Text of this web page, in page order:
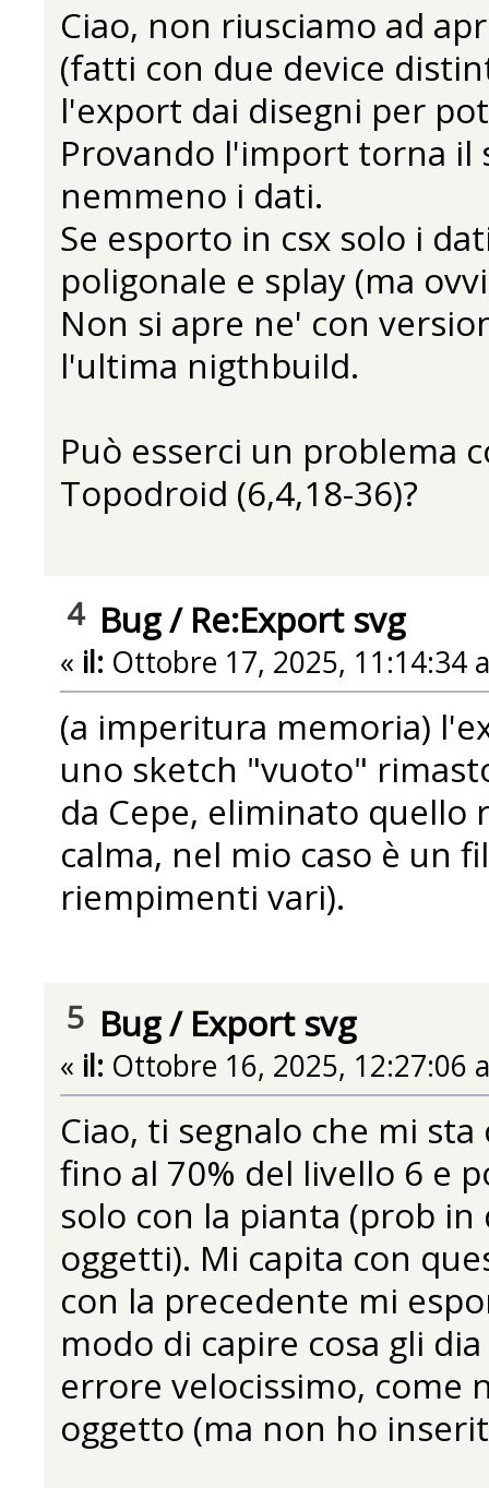
Ciao, non riusciamo ad
(fatti con due device
l'export dai disegni per
Provando l'import torna il
nemmeno i dati.
Se esporto in csx solo i
poligonale e splay (ma
Non si apre ne' con
l'ultima nigthbuild.
Può esserci un problema
Topodroid (6,4,18-36)?
4 Bug/ Re:Export svg
« il: Ottobre 17, 2025, 11:14:34
(a imperitura memoria)
uno sketch "vuoto"
da Cepe, eliminato quello
calma, nel mio caso è un
riempimenti vari).
5 Bug/ Export svg
« il: Ottobre 16, 2025, 12:27:06
Ciao, ti segnalo che mi
fino al 70% del livello 6 e
solo con la pianta (prob
oggetti). Mi capita con
con la precedente mi
modo di capire cosa gli
errore velocissimo, come
oggetto (ma non ho